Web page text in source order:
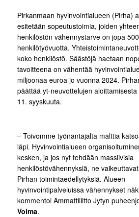
Pirkanmaan hyvinvointialueen (Pirha)
esitetään sopeutustoimia, joiden
henkilöstön vähennystarve on jopa 500
henkilötyövuotta.
koko henkilöstö. Säästöjä haetaan
tavoitteena on vähentää
miljoonaa euroa jo vuonna 2024.
päättää yt-neuvottelujen
11. syyskuuta.
– Toivomme työnantajalta malttia
läpi. Hyvinvointialueen
kesken, ja jos nyt tehdään massiivisia
henkilöstövähennyksiä, ne
Pirhan toimintaedellytyksiä. Alueen
hyvinvointipalveluissa vähennykset
kommentoi Ammattiliitto Jytyn
Voima.